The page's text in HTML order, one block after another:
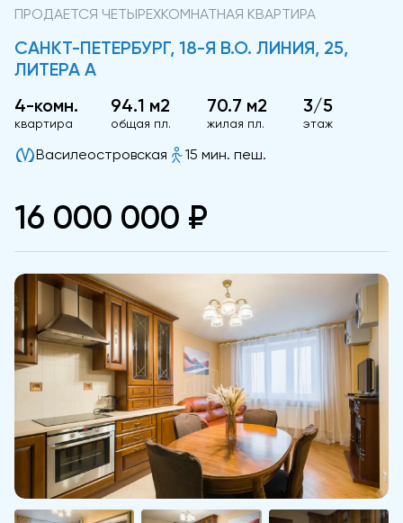
ПРОДАЕТСЯ ЧЕТЫРЕХКОМНАТНАЯ КВАРТИРА
САНКТ-ПЕТЕРБУРГ, 18-Я В.О. ЛИНИЯ, 25,
ЛИТЕРА А
4-комн.
квартира
94.1 м2
общая пл.
70.7 м2
жилая пл.
3/5
этаж
Василеостровская 15 мин. пеш.
16 000 000 ₽